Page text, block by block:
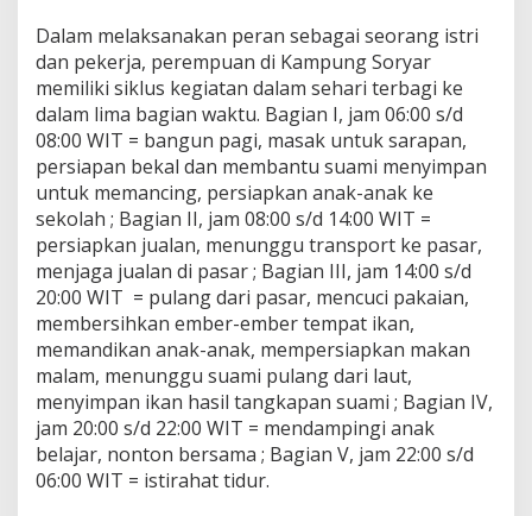
Dalam melaksanakan peran sebagai seorang istri
dan pekerja, perempuan di Kampung Soryar
memiliki siklus kegiatan dalam sehari terbagi ke
dalam lima bagian waktu. Bagian I, jam 06:00 s/d
08:00 WIT = bangun pagi, masak untuk sarapan,
persiapan bekal dan membantu suami menyimpan
untuk memancing, persiapkan anak-anak ke
sekolah ; Bagian II, jam 08:00 s/d 14:00 WIT =
persiapkan jualan, menunggu transport ke pasar,
menjaga jualan di pasar ; Bagian III, jam 14:00 s/d
20:00 WIT = pulang dari pasar, mencuci pakaian,
membersihkan ember-ember tempat ikan,
memandikan anak-anak, mempersiapkan makan
malam, menunggu suami pulang dari laut,
menyimpan ikan hasil tangkapan suami ; Bagian IV,
jam 20:00 s/d 22:00 WIT = mendampingi anak
belajar, nonton bersama ; Bagian V, jam 22:00 s/d
06:00 WIT = istirahat tidur.